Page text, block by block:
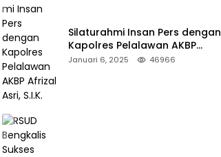
Silaturahmi Insan Pers dengan
Kapolres Pelalawan AKBP
Afrizal Asri, S.I.K.
Januari 6, 2025 46966